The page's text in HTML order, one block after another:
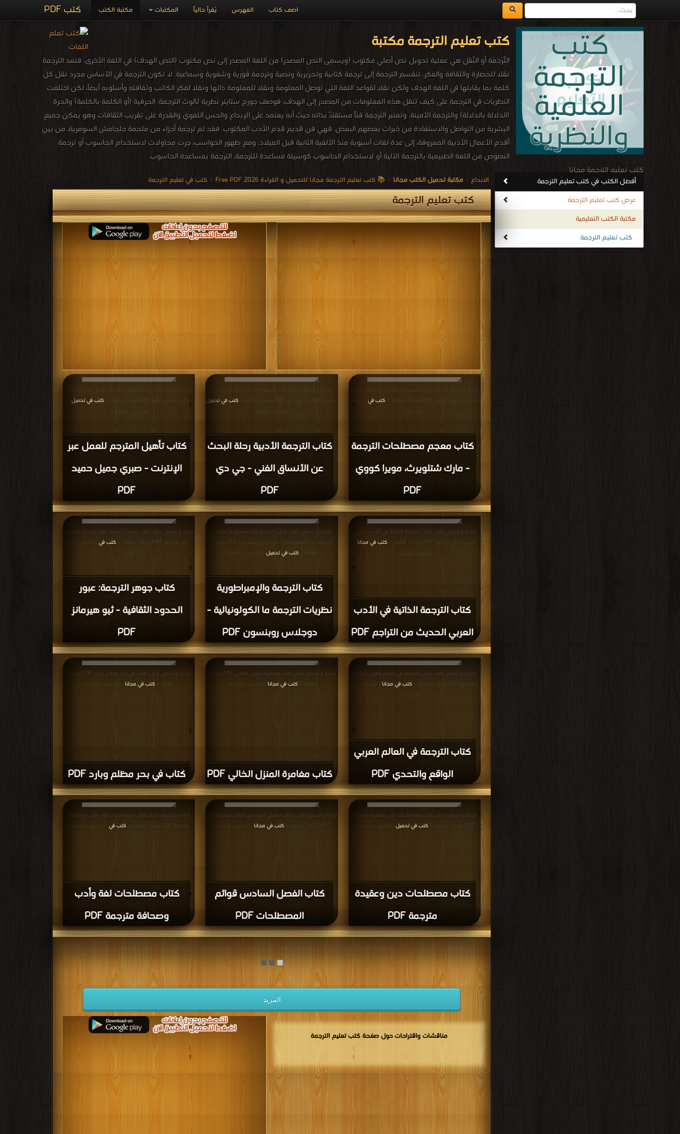
كتب PDF مكتبة الكتب المكتبات يُقرأ حالياً الفهرس اضف كتاب
كتب تعليم الترجمة مكتبة
التَّرْجَمَة أو النَّقْل هي عملية تحويل نص أصلي مكتوب (ويسمى النص المصدر) من اللغة المصدر إلى نص مكتوب (النص الهدف) في اللغة الأخرى. فتعد الترجمة
نقلا للحضارة والثقافة والفكر. تنقسم الترجمة إلى ترجمة كتابية وتحريرية ونصية وترجمة فورية وشفوية وسماعية. لا تكون الترجمة في الأساس مجرد نقل كل
كلمة بما يقابلها في اللغة الهدف ولكن نقلا لقواعد اللغة التي توصل المعلومة ونقلا للمعلومة ذاتها ونقلا لفكر الكاتب وثقافته وأسلوبه أيضاً، لكن اختلفت
النظريات في الترجمة على كيف تنقل هذه المعلومات من المصدر إلى الهدف، فوصف جورج ستاينر نظرية ثالوث الترجمة: الحرفية (أو الكلمة بالكلمة) والحرة
(الدلالة بالدلالة) والترجمة الأمينة. وتعتبر الترجمة فناً مستقلاً بذاته حيث أنه يعتمد على الإبداع والحس اللغوي والقدرة على تقريب الثقافات وهو يمكن جميع
البشرية من التواصل والاستفادة من خبرات بعضهم البعض. فهي فن قديم قدم الأدب المكتوب. فقد تم ترجمة أجزاء من ملحمة جلجامش السومرية، من بين
أقدم الأعمال الأدبية المعروفة، إلى عدة لغات آسيوية منذ الألفية الثانية قبل الميلاد. ومع ظهور الحواسب، جرت محاولات لاستخدام الحاسوب أو ترجمة
النصوص من اللغة الطبيعية بالترجمة الآلية أو لاستخدام الحاسوب كوسيلة مساعدة للترجمة، الترجمة بمساعدة الحاسوب.
كتب تعليم الترجمة مجانا
أفضل الكتب في كتب تعليم الترجمة
عرض كتب تعليم الترجمة
مكتبة الكتب التعليمية
كتب تعليم الترجمة
الابداع > مكتبة تحميل الكتب مجانا > 📚 كتب تعليم الترجمة مجانا للتحميل و القراءة 2026 Free PDF > كتب في تعليم الترجمة
كتب تعليم الترجمة
كتاب تأهيل المترجم للعمل عبر
الإنترنت - صبري جميل حميد
PDF
قراءة و تحميل كتاب كتاب تأهيل المترجم للعمل عبر الإنترنت -
صبري جميل حميد PDF مجانا | مكتبة >
كتب في تحميل
التحميل : مرة/مرات
كتاب الترجمة الأدبية رحلة البحث
عن الأنساق الفني - جي دي
PDF
قراءة و تحميل كتاب كتاب الترجمة الأدبية رحلة البحث عن
الأنساق الفني - جي دي PDF مجانا | مكتبة >
كتب في تحميل
| التحميل : مرة/مرات
كتاب معجم مصطلحات الترجمة
- مارك شتلويرث، مويرا كووي
PDF
قراءة و تحميل كتاب كتاب معجم مصطلحات الترجمة - مارك
شتلويرث، مويرا كووي PDF مجانا | مكتبة >
كتب في
: مرة/مرات
كتاب جوهر الترجمة: عبور
الحدود الثقافية - ثيو هيرمانز
PDF
قراءة و تحميل كتاب كتاب جوهر الترجمة: عبور الحدود الثقافية
- ثيو هيرمانز PDF مجانا | مكتبة >
كتب في
| التحميل : مرة/
مرات
كتاب الترجمة والإمبراطورية
نظريات الترجمة ما الكولونيالية -
دوجلاس روبنسون PDF
قراءة و تحميل كتاب كتاب الترجمة والإمبراطورية نظريات
الترجمة ما الكولونيالية - دوجلاس روبنسون PDF مجانا |
مكتبة > كتب في تحميل | التحميل : مرة/مرات
كتاب الترجمة الذاتية في الأدب
العربي الحديث من التراجم PDF
قراءة و تحميل كتاب كتاب الترجمة الذاتية في الأدب العربي
الحديث من التراجم PDF مجانا | مكتبة >
كتب في مجانا
التحميل : مرة/مرات
كتاب في بحر مظلم وبارد PDF
قراءة و تحميل كتاب كتاب في بحر مظلم وبارد PDF مجانا |
مكتبة >كتب في مجانا | التحميل : مرة/مرات
كتاب مغامرة المنزل الخالي PDF
قراءة و تحميل كتاب كتاب مغامرة المنزل الخالي PDF مجانا |
مكتبة >كتب في مجانا | التحميل : مرة/مرات
كتاب الترجمة في العالم العربي
الواقع والتحدي PDF
قراءة و تحميل كتاب كتاب الترجمة في العالم العربي الواقع
والتحدي PDF مجانا | مكتبة >
كتب في مجانا| التحميل : مرة/
مرات
كتاب مصطلحات لغة وأدب
وصحافة مترجمة PDF
قراءة و تحميل كتاب كتاب مصطلحات لغة وأدب وصحافة
مترجمة PDF مجانا | مكتبة >
كتب في | التحميل : مرة/مرات
كتاب الفصل السادس قوائم
المصطلحات PDF
قراءة و تحميل كتاب كتاب الفصل السادس قوائم المصطلحات
PDF مجانا | مكتبة >
كتب في مجانا | التحميل : مرة/مرات
كتاب مصطلحات دين وعقيدة
مترجمة PDF
قراءة و تحميل كتاب كتاب مصطلحات دين وعقيدة مترجمة
PDF مجانا | مكتبة >
كتب في تحميل | التحميل : مرة/مرات
المزيد
مناقشات واقتراحات حول صفحة كتب تعليم الترجمة